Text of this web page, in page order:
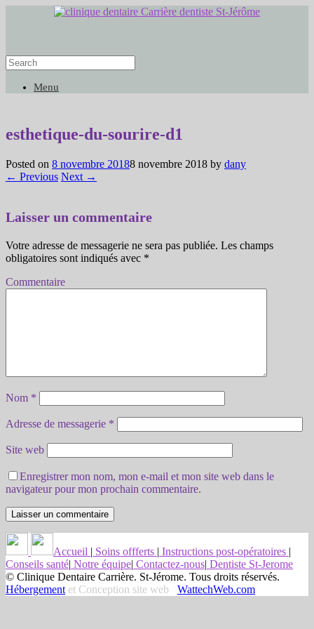
Menu
esthetique-du-sourire-d1
Posted on 8 novembre 20188 novembre 2018 by dany
← Previous Next →
Laisser un commentaire
Votre adresse de messagerie ne sera pas publiée. Les champs
obligatoires sont indiqués avec *
Commentaire
Nom *
Adresse de messagerie *
Site web
Enregistrer mon nom, mon e-mail et mon site web dans le
navigateur pour mon prochain commentaire.
Accueil | Soins offferts | Instructions post-opératoires |
Conseils santé| Notre équipe| Contactez-nous| Dentiste St-Jerome
© Clinique Dentaire Carrière. St-Jérome. Tous droits réservés.
Hébergement et Conception site web WattechWeb.com